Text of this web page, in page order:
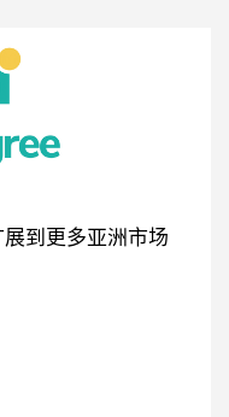
到更多亚洲市场